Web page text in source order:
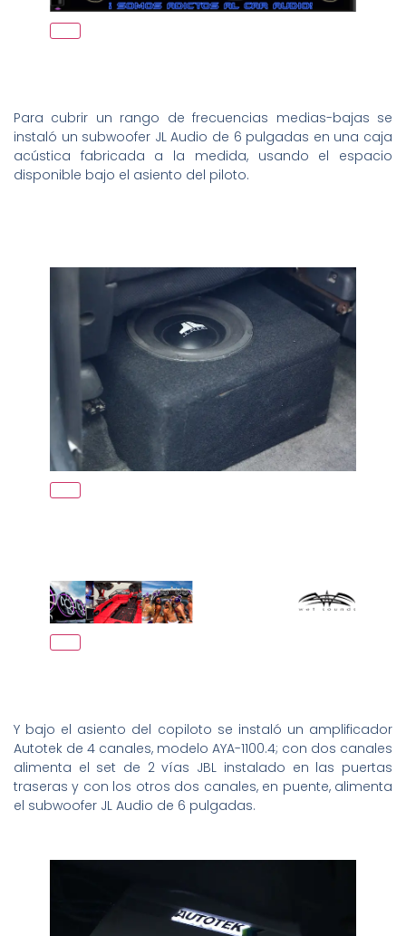
Para cubrir un rango de frecuencias medias-bajas se
instaló un subwoofer JL Audio de 6 pulgadas en una caja
acústica fabricada a la medida, usando el espacio
disponible bajo el asiento del piloto.
Y bajo el asiento del copiloto se instaló un amplificador
Autotek de 4 canales, modelo AYA-1100.4; con dos canales
alimenta el set de 2 vías JBL instalado en las puertas
traseras y con los otros dos canales, en puente, alimenta
el subwoofer JL Audio de 6 pulgadas.